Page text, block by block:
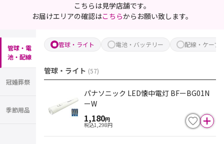
こちらは見学店舗です。
お届けエリアの確認はこちらからお願い致します。
管球・電
池・配線
冠婚葬祭
季節用品
管球・ライト 電池・バッテリー 配線・ケーブ
管球・ライト (57)
パナソニック LED懐中電灯 BFーBG01N
ーW
1,180円
税込1,298円